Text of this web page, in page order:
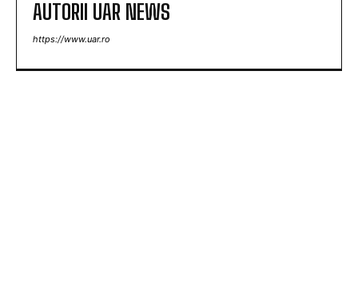
AUTORII UAR NEWS
https://www.uar.ro